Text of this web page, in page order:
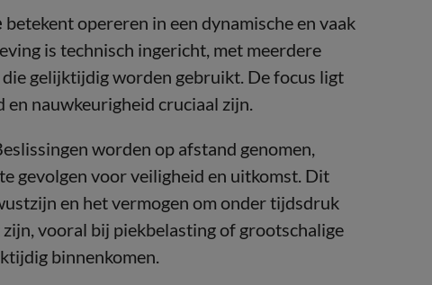
betekent opereren in een dynamische en vaak
is technisch ingericht, met meerdere
gelijktijdig worden gebruikt. De focus ligt
nauwkeurigheid cruciaal zijn.
worden op afstand genomen,
gevolgen voor veiligheid en uitkomst. Dit
en het vermogen om onder tijdsdruk
vooral bij piekbelasting of grootschalige
binnenkomen.